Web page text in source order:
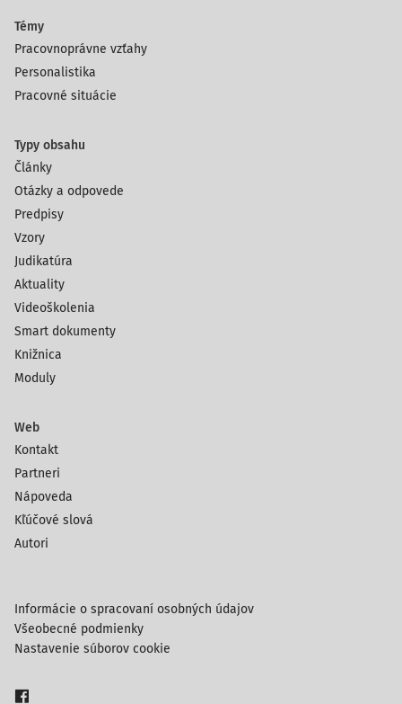
Témy
Pracovnoprávne vzťahy
Personalistika
Pracovné situácie
Typy obsahu
Články
Otázky a odpovede
Predpisy
Vzory
Judikatúra
Aktuality
Videoškolenia
Smart dokumenty
Knižnica
Moduly
Web
Kontakt
Partneri
Nápoveda
Kľúčové slová
Autori
Informácie o spracovaní osobných údajov
Všeobecné podmienky
Nastavenie súborov cookie